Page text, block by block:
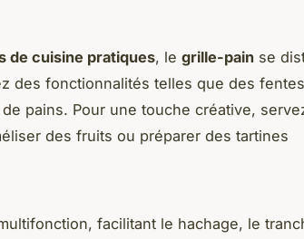
de cuisine pratiques, le grille-pain se
des fonctionnalités telles que des
pains. Pour une touche créative,
des fruits ou préparer des tartines
facilitant le hachage, le